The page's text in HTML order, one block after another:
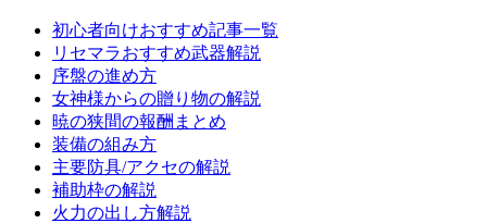
初心者向けおすすめ記事一覧
リセマラおすすめ武器解説
序盤の進め方
女神様からの贈り物の解説
暁の狭間の報酬まとめ
装備の組み方
主要防具/アクセの解説
補助枠の解説
火力の出し方解説